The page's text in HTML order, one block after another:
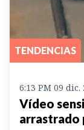
TENDENCIAS
6:13 PM 09 dic.
Vídeo
arrastrado